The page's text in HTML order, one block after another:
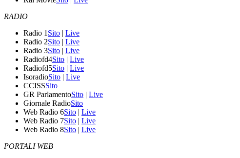
RADIO
Radio 1 Sito | Live
Radio 2Sito | Live
Radio 3Sito | Live
Radiofd4Sito | Live
Radiofd5Sito | Live
IsoradioSito | Live
CCISSSito
GR ParlamentoSito | Live
Giornale RadioSito
Web Radio 6Sito | Live
Web Radio 7Sito | Live
Web Radio 8Sito | Live
PORTALI WEB